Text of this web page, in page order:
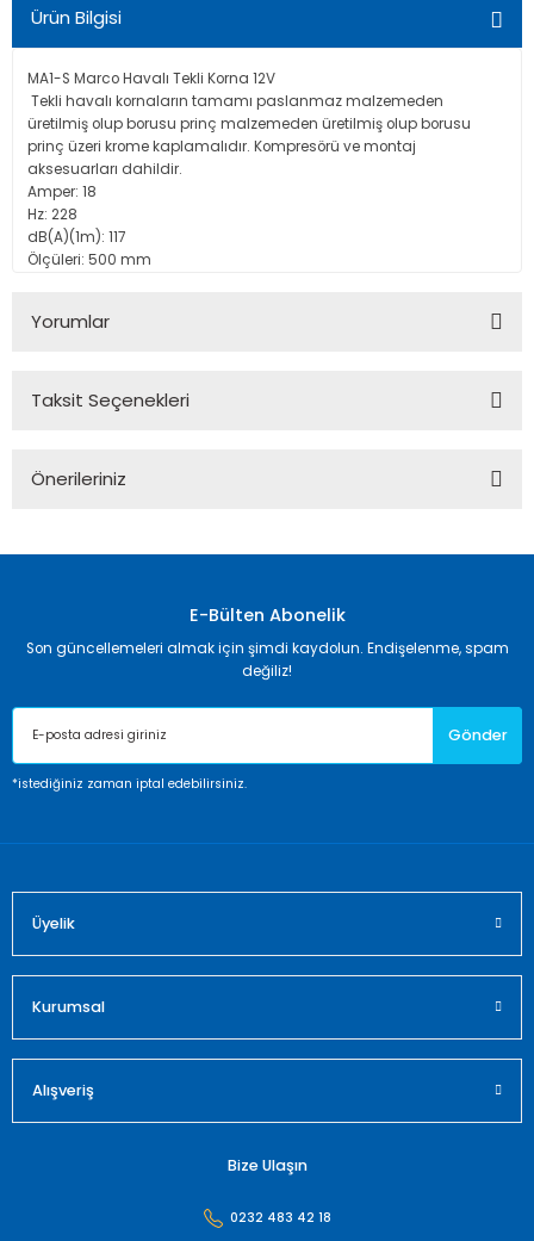
Ürün Bilgisi
MA1-S Marco Havalı Tekli Korna 12V
Tekli havalı kornaların tamamı paslanmaz malzemeden
üretilmiş olup borusu prinç malzemeden üretilmiş olup borusu
prinç üzeri krome kaplamalıdır. Kompresörü ve montaj
aksesuarları dahildir.
Amper: 18
Hz: 228
dB(A)(1m): 117
Ölçüleri: 500 mm
Yorumlar
Taksit Seçenekleri
Önerileriniz
Görüş ve önerileriniz için teşekkür ederiz.
Ürün resmi kalitesiz, bozuk veya görüntülenemiyor.
Ürün açıklamasında eksik bilgiler bulunuyor.
Ürün bilgilerinde hatalar bulunuyor.
E-Bülten Abonelik
Son güncellemeleri almak için şimdi kaydolun. Endişelenme, spam
değiliz!
Gönder
*istediğiniz zaman iptal edebilirsiniz.
Üyelik
Kurumsal
Alışveriş
Bize Ulaşın
0232 483 42 18